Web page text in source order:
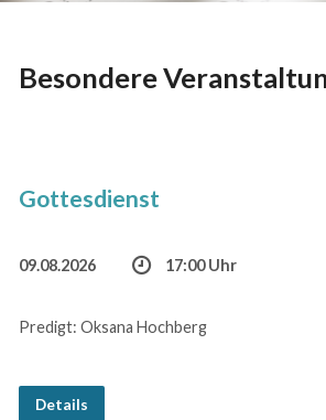
Besondere
Gottesdienst
09.08.2026 17:00 Uhr
Predigt: Oksana Hochberg
Details